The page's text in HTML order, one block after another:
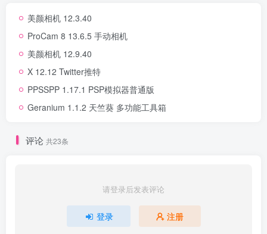
美颜相机 12.3.40
ProCam 8 13.6.5 手动相机
美颜相机 12.9.40
X 12.12 Twitter推特
PPSSPP 1.17.1 PSP模拟器普通版
Geranium 1.1.2 天竺葵 多功能工具箱
评论 共23条
请登录后发表评论
登录 注册